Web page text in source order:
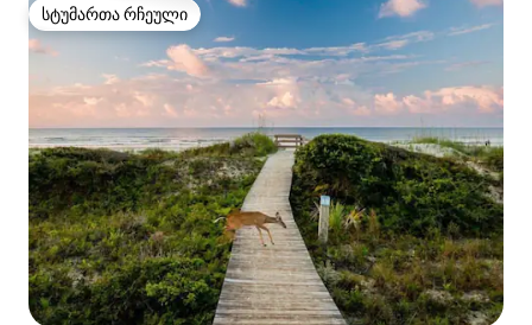
სტუმართა რჩეული
სტუმართა რჩეული